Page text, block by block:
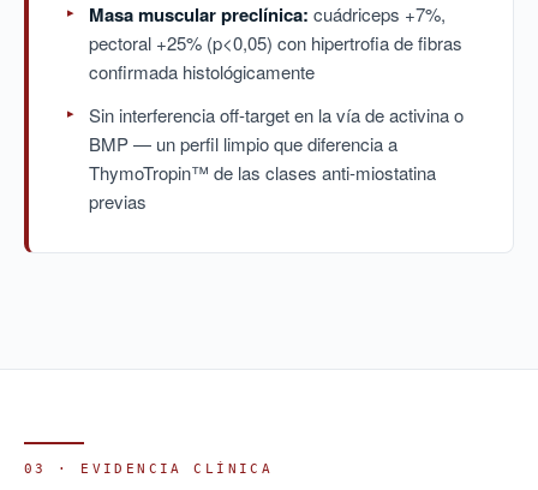
Masa muscular preclínica: cuádriceps +7%,
pectoral +25% (p<0,05) con hipertrofia de fibras
confirmada histológicamente
Sin interferencia off-target en la vía de activina o
BMP — un perfil limpio que diferencia a
ThymoTropin™ de las clases anti-miostatina
previas
03 · EVIDENCIA CLÍNICA